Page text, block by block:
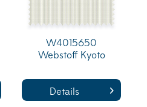
W4015650
Webstoff Kyoto
Details